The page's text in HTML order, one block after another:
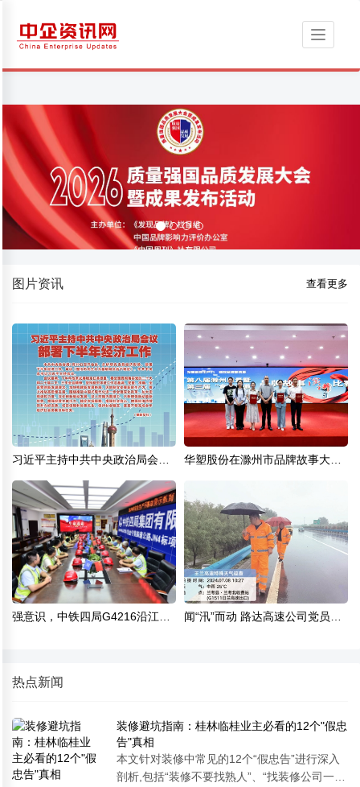
Toggle
图片资讯 查看更多
习近平主持中共中央政治局会议
华塑股份在滁州市品牌故事大赛
强意识，中铁四局G4216沿江高
闻“汛”而动 路达高速公司党员干
热点新闻
装修避坑指南：桂林临桂业主必看的12个"假忠
告"真相
本文针对装修中常见的12个“假忠告”进行深入
剖析,包括“装修不要找熟人”、“找装修公司一定